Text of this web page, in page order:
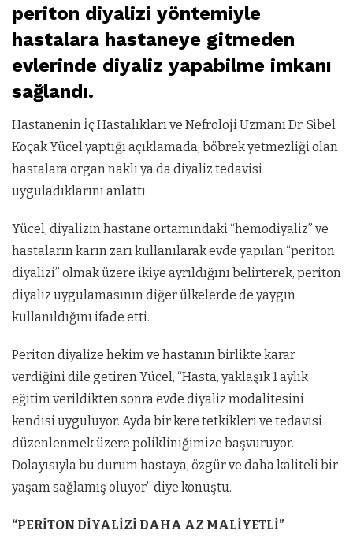
periton diyalizi yöntemiyle
hastalara hastaneye gitmeden
evlerinde diyaliz yapabilme imkanı
sağlandı.
Hastanenin İç Hastalıkları ve Nefroloji Uzmanı Dr. Sibel
Koçak Yücel yaptığı açıklamada, böbrek yetmezliği olan
hastalara organ nakli ya da diyaliz tedavisi
uyguladıklarını anlattı.
Yücel, diyalizin hastane ortamındaki “hemodiyaliz” ve
hastaların karın zarı kullanılarak evde yapılan “periton
diyalizi” olmak üzere ikiye ayrıldığını belirterek, periton
diyaliz uygulamasının diğer ülkelerde de yaygın
kullanıldığını ifade etti.
Periton diyalize hekim ve hastanın birlikte karar
verdiğini dile getiren Yücel, “Hasta, yaklaşık 1 aylık
eğitim verildikten sonra evde diyaliz modalitesini
kendisi uyguluyor. Ayda bir kere tetkikleri ve tedavisi
düzenlenmek üzere polikliniğimize başvuruyor.
Dolayısıyla bu durum hastaya, özgür ve daha kaliteli bir
yaşam sağlamış oluyor” diye konuştu.
“PERİTON DİYALİZİ DAHA AZ MALİYETLİ”